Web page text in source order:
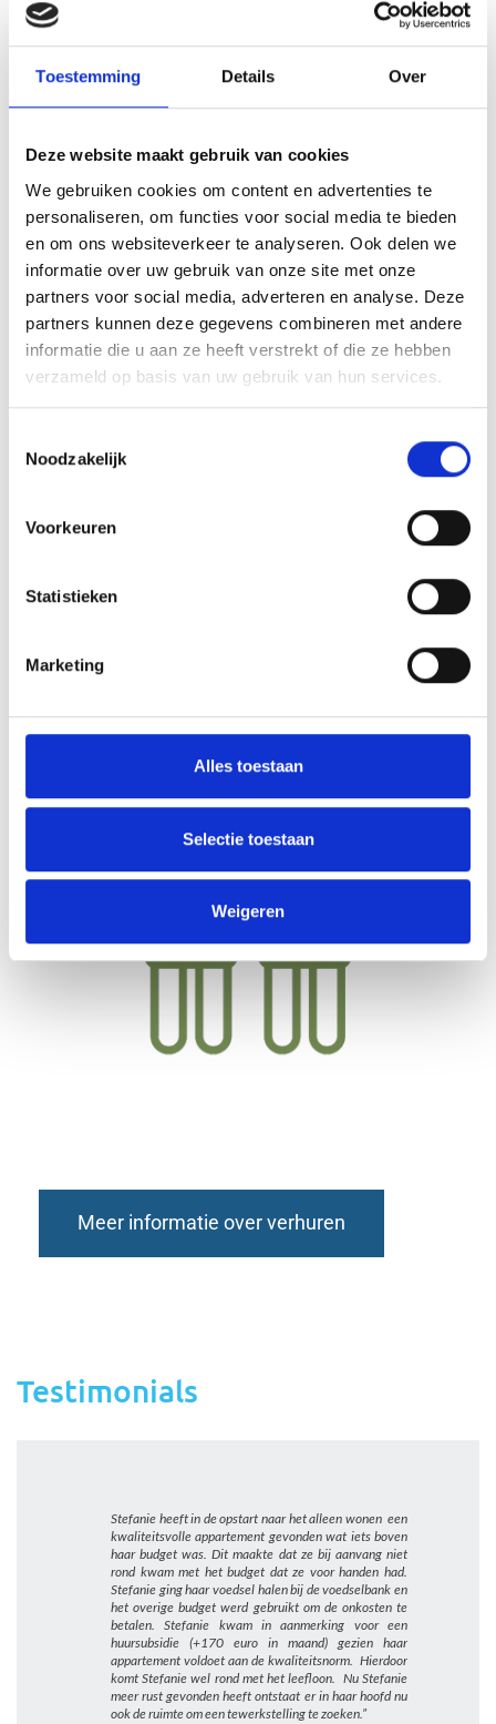
Toestemming Details Over
Deze website maakt gebruik van cookies
We gebruiken cookies om content en advertenties te
personaliseren, om functies voor social media te bieden
en om ons websiteverkeer te analyseren. Ook delen we
informatie over uw gebruik van onze site met onze
partners voor social media, adverteren en analyse. Deze
partners kunnen deze gegevens combineren met andere
informatie die u aan ze heeft verstrekt of die ze hebben
verzameld op basis van uw gebruik van hun services.
Noodzakelijk
Voorkeuren
Statistieken
Marketing
Alles toestaan
Selectie toestaan
Weigeren
Meer informatie over verkopen
Meer informatie over verhuren
Testimonials
Stefanie heeft in de opstart naar het alleen wonen een
kwaliteitsvolle appartement gevonden wat iets boven
haar budget was. Dit maakte dat ze bij aanvang niet
rond kwam met het budget dat ze voor handen had.
Stefanie ging haar voedsel halen bij de voedselbank en
het overige budget werd gebruikt om de onkosten te
betalen. Stefanie kwam in aanmerking voor een
huursubsidie (+170 euro in maand) gezien haar
appartement voldoet aan de kwaliteitsnorm. Hierdoor
komt Stefanie wel rond met het leefloon. Nu Stefanie
meer rust gevonden heeft ontstaat er in haar hoofd nu
ook de ruimte om een tewerkstelling te zoeken.”